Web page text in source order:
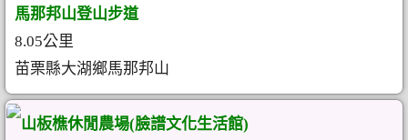
馬那邦山登山步道
8.05公里
苗栗縣大湖鄉馬那邦山
山板樵休閒農場(臉譜文化生活館)